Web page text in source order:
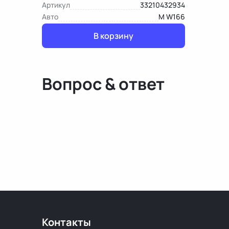
Артикул
33210432934
Авто
M W166
В корзину
Вопрос & ответ
Контакты